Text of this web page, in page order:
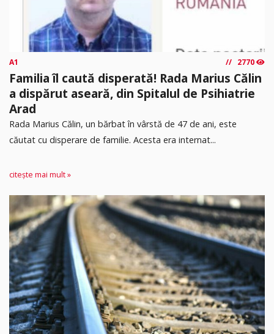
A1 2770
Familia îl caută disperată! Rada Marius Călin
a dispărut aseară, din Spitalul de Psihiatrie
Arad
Rada Marius Călin, un bărbat în vârstă de 47 de ani, este
căutat cu disperare de familie. Acesta era internat...
citește mai mult »